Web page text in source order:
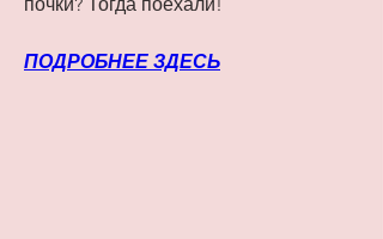
ПОДРОБНЕЕ ЗДЕСЬ